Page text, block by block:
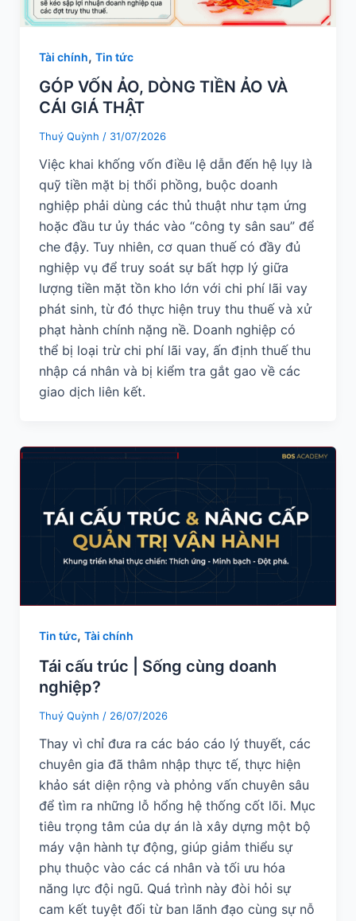
Tài chính, Tin tức
GÓP VỐN ẢO, DÒNG TIỀN ẢO VÀ
CÁI GIÁ THẬT
Thuý Quỳnh / 31/07/2026
Việc khai khống vốn điều lệ dẫn đến hệ lụy là
quỹ tiền mặt bị thổi phồng, buộc doanh
nghiệp phải dùng các thủ thuật như tạm ứng
hoặc đầu tư ủy thác vào “công ty sân sau” để
che đậy. Tuy nhiên, cơ quan thuế có đầy đủ
nghiệp vụ để truy soát sự bất hợp lý giữa
lượng tiền mặt tồn kho lớn với chi phí lãi vay
phát sinh, từ đó thực hiện truy thu thuế và xử
phạt hành chính nặng nề. Doanh nghiệp có
thể bị loại trừ chi phí lãi vay, ấn định thuế thu
nhập cá nhân và bị kiểm tra gắt gao về các
giao dịch liên kết.
Tin tức, Tài chính
Tái cấu trúc | Sống cùng doanh
nghiệp?
Thuý Quỳnh / 26/07/2026
Thay vì chỉ đưa ra các báo cáo lý thuyết, các
chuyên gia đã thâm nhập thực tế, thực hiện
khảo sát diện rộng và phỏng vấn chuyên sâu
để tìm ra những lỗ hổng hệ thống cốt lõi. Mục
tiêu trọng tâm của dự án là xây dựng một bộ
máy vận hành tự động, giúp giảm thiểu sự
phụ thuộc vào các cá nhân và tối ưu hóa
năng lực đội ngũ. Quá trình này đòi hỏi sự
cam kết tuyệt đối từ ban lãnh đạo cùng sự nỗ